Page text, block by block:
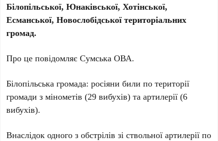
Білопільської, Юнаківської, Хотінської,
Есманської, Новослобідської територіальних
громад.
Про це повідомляє Сумська ОВА.
Білопільська громада: росіяни били по території
громади з мінометів (29 вибухів) та артилерії (6
вибухів).
Внаслідок одного з обстрілів зі ствольної артилерії по